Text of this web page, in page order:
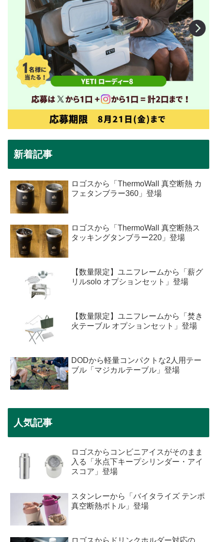
新着記事
ロゴスから「ThermoWall 真空断熱 カ
フェタンブラー360」登場
ロゴスから「ThermoWall 真空断熱ス
タッキングタンブラー220」登場
【数量限定】ユニフレームから「薪グ
リルsolo オプションセット」登場
【数量限定】ユニフレームから「焚き
火テーブル オプションセット」登場
DODから軽量コンパクトな2人用テー
ブル「マジカルテーブル」登場
人気記事
ロゴスからコンビニアイスがそのまま
入る「氷点下キープシリンダー・アイ
スコア」登場
スタンレーから「バイタライズ テンポ
真空断熱ボトル」登場
ロゴスからドリンクホルダー対応の